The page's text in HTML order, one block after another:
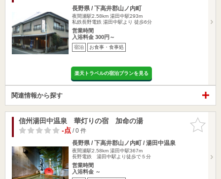
長野県 / 下高井郡山ノ内町
夜間瀬駅2.58km 湯田中駅293m
私鉄長野電鉄 湯田中駅より 徒歩6分
営業時間
入浴料金 300円～
宿泊 お食事・食事処
楽天トラベルの宿泊プランを見る
関連情報から探す
お気に入
りに追加
信州湯田中温泉 華灯りの宿 加命の湯
-点/ 0 件
長野県 / 下高井郡山ノ内町 / 湯田中温泉
夜間瀬駅2.58km 湯田中駅367m
長野電鉄 湯田中駅より徒歩で５分
営業時間
入浴料金 ～